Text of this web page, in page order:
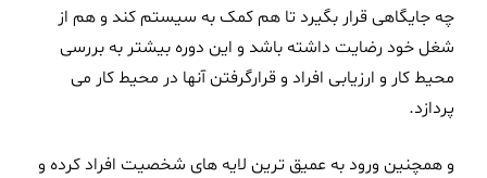
چه جایگاهی قرار بگیرد تا هم کمک به سیستم کند و هم از
شغل خود رضایت داشته باشد و این دوره بیشتر به بررسی
محیط کار و ارزیابی افراد و قرارگرفتن آنها در محیط کار می
پردازد.
و همچنین ورود به عمیق ترین لایه های شخصیت افراد کرده و